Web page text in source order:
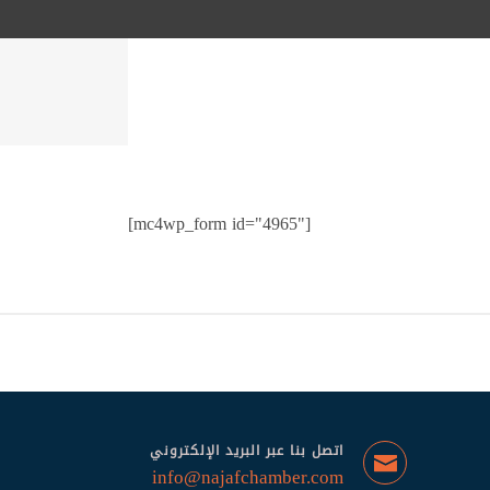
[mc4wp_form id="4965"]
اتصل بنا عبر البريد الإلكتروني
info@najafchamber.com